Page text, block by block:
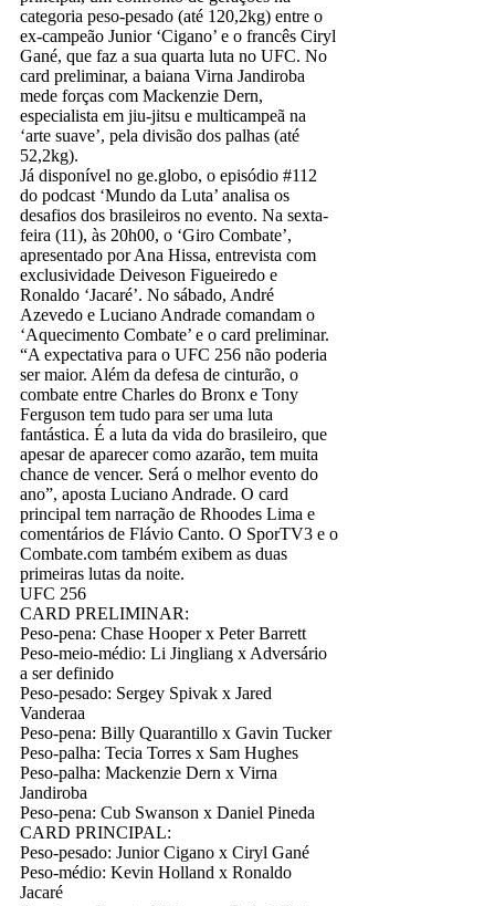
categoria peso-pesado (até 120,2kg) entre o
ex-campeão Junior ‘Cigano’ e o francês Ciryl
Gané, que faz a sua quarta luta no UFC. No
card preliminar, a baiana Virna Jandiroba
mede forças com Mackenzie Dern,
especialista em jiu-jitsu e multicampeã na
‘arte suave’, pela divisão dos palhas (até
52,2kg).
Já disponível no ge.globo, o episódio #112
do podcast ‘Mundo da Luta’ analisa os
desafios dos brasileiros no evento. Na sexta-
feira (11), às 20h00, o ‘Giro Combate’,
apresentado por Ana Hissa, entrevista com
exclusividade Deiveson Figueiredo e
Ronaldo ‘Jacaré’. No sábado, André
Azevedo e Luciano Andrade comandam o
‘Aquecimento Combate’ e o card preliminar.
“A expectativa para o UFC 256 não poderia
ser maior. Além da defesa de cinturão, o
combate entre Charles do Bronx e Tony
Ferguson tem tudo para ser uma luta
fantástica. É a luta da vida do brasileiro, que
apesar de aparecer como azarão, tem muita
chance de vencer. Será o melhor evento do
ano”, aposta Luciano Andrade. O card
principal tem narração de Rhoodes Lima e
comentários de Flávio Canto. O SporTV3 e o
Combate.com também exibem as duas
primeiras lutas da noite.
UFC 256
CARD PRELIMINAR:
Peso-pena: Chase Hooper x Peter Barrett
Peso-meio-médio: Li Jingliang x Adversário
a ser definido
Peso-pesado: Sergey Spivak x Jared
Vanderaa
Peso-pena: Billy Quarantillo x Gavin Tucker
Peso-palha: Tecia Torres x Sam Hughes
Peso-palha: Mackenzie Dern x Virna
Jandiroba
Peso-pena: Cub Swanson x Daniel Pineda
CARD PRINCIPAL:
Peso-pesado: Junior Cigano x Ciryl Gané
Peso-médio: Kevin Holland x Ronaldo
Jacaré